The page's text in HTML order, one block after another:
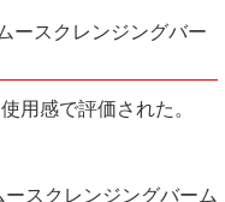
ースクレンジングバー
用感で評価された。
ースクレンジングバーム